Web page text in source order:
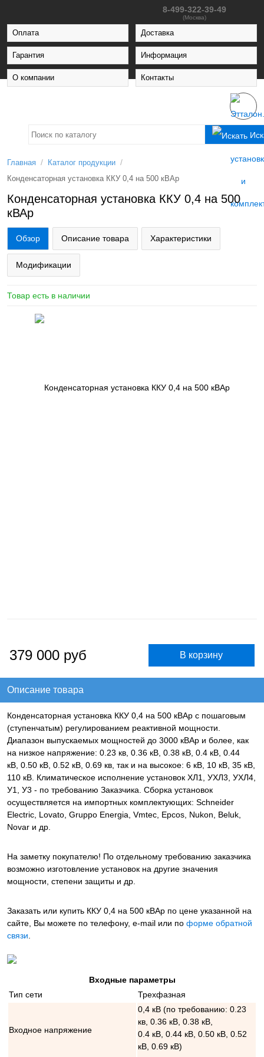
8-499-322-39-49
(Москва)
Оплата Доставка
Гарантия Информация
О компании Контакты
Главная / Каталог продукции /
Конденсаторная установка ККУ 0,4 на 500 кВАр
Конденсаторная установка ККУ 0,4 на 500
кВАр
Обзор Описание товара Характеристики
Модификации
Товар есть в наличии
379 000 руб
Описание товара
Конденсаторная установка ККУ 0,4 на 500 кВАр с пошаговым
(ступенчатым) регулированием реактивной мощности.
Диапазон выпускаемых мощностей до 3000 кВАр и более, как
на низкое напряжение: 0.23 кв, 0.36 кВ, 0.38 кВ, 0.4 кВ, 0.44
кВ, 0.50 кВ, 0.52 кВ, 0.69 кв, так и на высокое: 6 кВ, 10 кВ, 35 кВ,
110 кВ. Климатическое исполнение установок ХЛ1, УХЛ3, УХЛ4,
У1, У3 - по требованию Заказчика. Сборка установок
осуществляется на импортных комплектующих: Schneider
Electric, Lovato, Gruppo Energia, Vmtec, Epcos, Nukon, Beluk,
Novar и др.
На заметку покупателю! По отдельному требованию заказчика
возможно изготовление установок на другие значения
мощности, степени защиты и др.
Заказать или купить ККУ 0,4 на 500 кВАр по цене указанной на
сайте, Вы можете по телефону, e-mail или по форме обратной
связи.
Входные параметры
Тип сети
Трехфазная
Входное напряжение
0,4 кВ (по требованию: 0.23
кв, 0.36 кВ, 0.38 кВ,
0.4 кВ, 0.44 кВ, 0.50 кВ, 0.52
кВ, 0.69 кВ)